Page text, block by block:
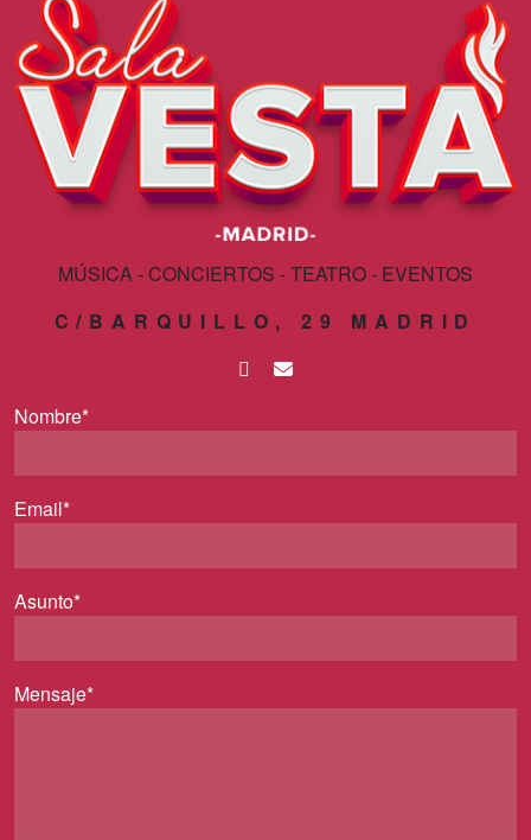
MÚSICA - CONCIERTOS - TEATRO - EVENTOS
C/BARQUILLO, 29 MADRID
Nombre*
Email*
Asunto*
Mensaje*